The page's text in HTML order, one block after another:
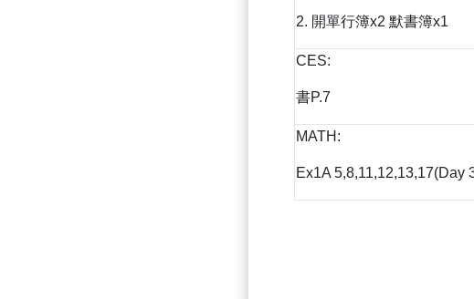
2. 開單行簿x2 默書簿x1
CES:
書P.7
MATH:
Ex1A 5,8,11,12,13,17(Day